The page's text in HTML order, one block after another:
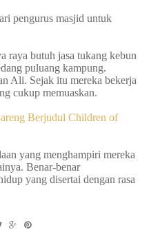
pengurus masjid untuk
raya butuh jasa tukang kebun
puluang kampung.
Ali. Sejak itu mereka bekerja
cukup memuaskan.
Berjudul Children of
yang menghampiri mereka
Benar-benar
yang disertai dengan rasa